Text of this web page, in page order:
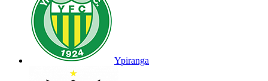
Ypiranga